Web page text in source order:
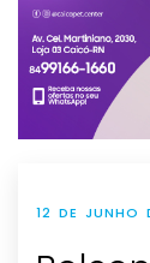
12 DE JUNHO